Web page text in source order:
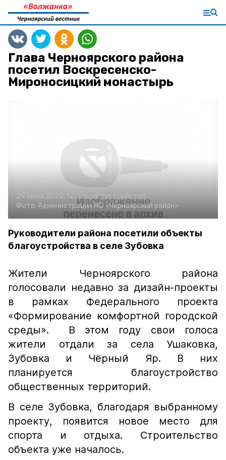
Глава Черноярского района
посетил Воскресенско-
Мироносицкий монастырь
29 июня 2022, 12:02Благоустройство
Фото: Администрация МО «Черноярский район»
Руководители района посетили объекты
благоустройства в селе Зубовка
Жители Черноярского района
голосовали недавно за дизайн-проекты
в рамках Федерального проекта
«Формирование комфортной городской
среды». В этом году свои голоса
жители отдали за села Ушаковка,
Зубовка и Чёрный Яр. В них
планируется благоустройство
общественных территорий.
В селе Зубовка, благодаря выбранному
проекту, появится новое место для
спорта и отдыха. Строительство
объекта уже началось.